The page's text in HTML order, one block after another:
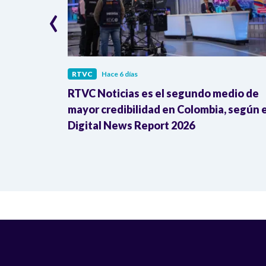
RTVC Hace 6 días
RTVC Noticias es el segundo medio de
mayor credibilidad en Colombia, según
Digital News Report 2026
‹